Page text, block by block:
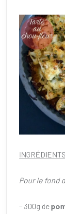
Pour le fond
– 300g de